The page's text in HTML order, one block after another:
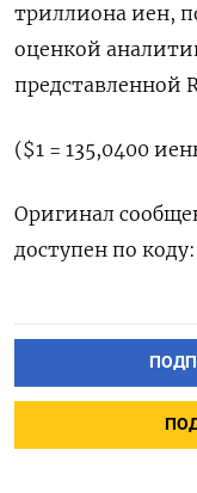
триллиона иен,
оценкой
представленной
($1 = 135,0400
Оригинал
доступен по